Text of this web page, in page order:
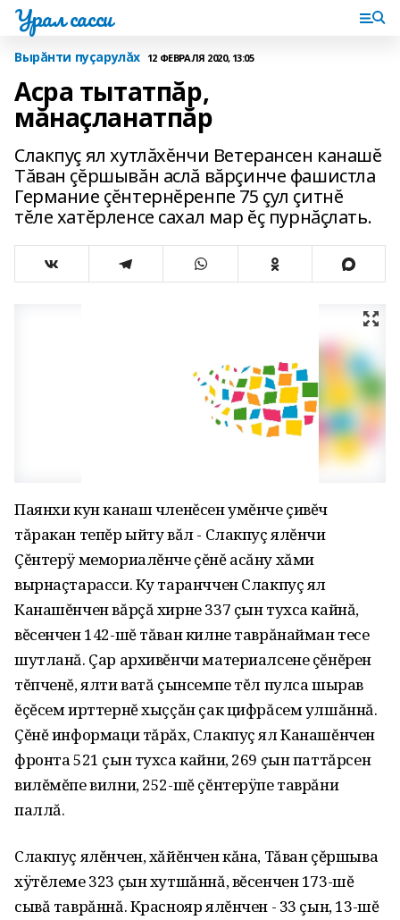
Урал сасси
Вырăнти пуçарулăх 12 ФЕВРАЛЯ 2020, 13:05
Асра тытатпăр,
мăнаçланатпăр
Слакпуç ял хутлăхĕнчи Ветерансен канашĕ
Тăван çĕршывăн аслă вăрçинче фашистла
Германие çĕнтернĕренпе 75 çул çитнĕ
тĕле хатĕрленсе сахал мар ĕç пурнăçлать.
Паянхи кун канаш членĕсен умĕнче çивĕч
тăракан тепĕр ыйту вăл - Слакпуç ялĕнчи
Çĕнтерÿ мемориалĕнче çĕнĕ асăну хăми
вырнаçтарасси. Ку таранччен Слакпуç ял
Канашĕнчен вăрçă хирне 337 çын тухса кайнă,
вĕсенчен 142-шĕ тăван килне таврăнайман тесе
шутланă. Çар архивĕнчи материалсене çĕнĕрен
тĕпченĕ, ялти ватă çынсемпе тĕл пулса шырав
ĕçĕсем ирттернĕ хыççăн çак цифрăсем улшăннă.
Çĕнĕ информаци тăрăх, Слакпуç ял Канашĕнчен
фронта 521 çын тухса кайни, 269 çын паттăрсен
вилĕмĕпе вилни, 252-шĕ çĕнтерÿпе таврăни
паллă.
Слакпуç ялĕнчен, хăйĕнчен кăна, Тăван çĕршыва
хÿтĕлеме 323 çын хутшăннă, вĕсенчен 173-шĕ
сывă таврăннă. Краснояр ялĕнчен - 33 çын, 13-шĕ